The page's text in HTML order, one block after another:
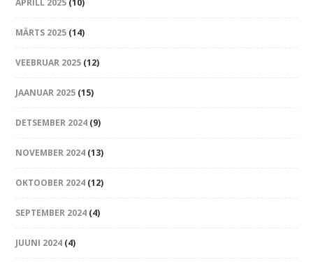
APRILL 2025 (10)
MÄRTS 2025 (14)
VEEBRUAR 2025 (12)
JAANUAR 2025 (15)
DETSEMBER 2024 (9)
NOVEMBER 2024 (13)
OKTOOBER 2024 (12)
SEPTEMBER 2024 (4)
JUUNI 2024 (4)